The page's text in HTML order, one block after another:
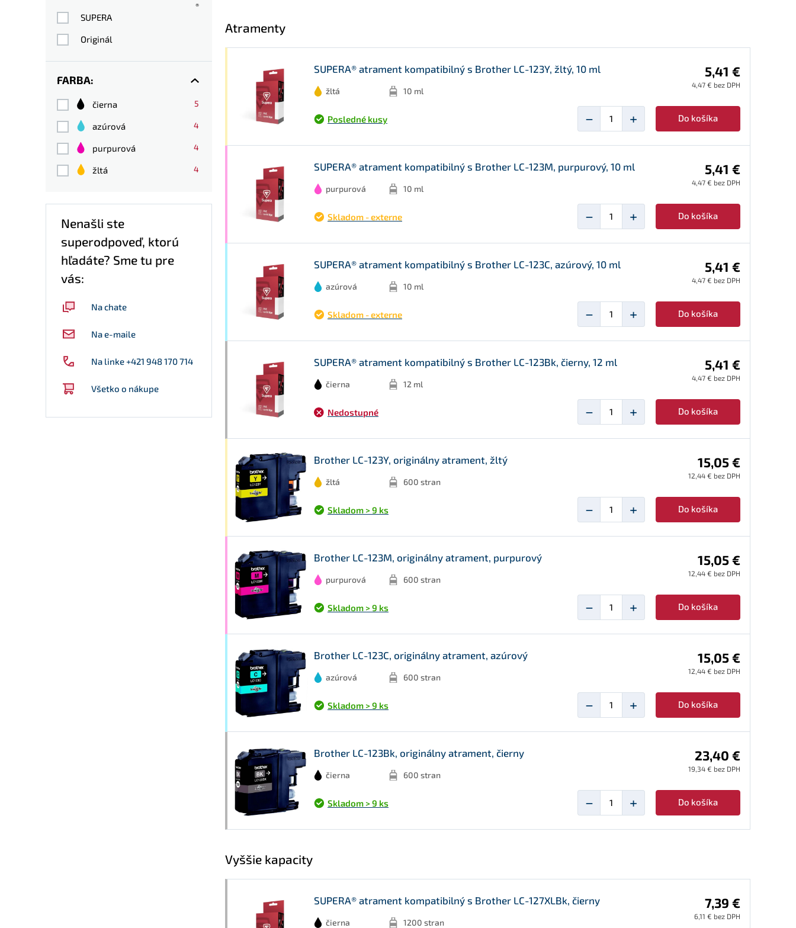
SUPERA
®
Originál
FARBA:
čierna 5
azúrová 4
purpurová 4
žltá 4
Nenašli ste
superodpoveď, ktorú
hľadáte? Sme tu pre
vás:
Na chate
Na e-maile
Na linke +421 948 170 714
Všetko o nákupe
Atramenty
SUPERA® atrament kompatibilný s Brother LC-123Y, žltý, 10 ml
žltá 10 ml
5,41 €
4,47 € bez DPH
Posledné kusy − + Do košíka
SUPERA® atrament kompatibilný s Brother LC-123M, purpurový, 10 ml
purpurová 10 ml
5,41 €
4,47 € bez DPH
Skladom - externe − + Do košíka
SUPERA® atrament kompatibilný s Brother LC-123C, azúrový, 10 ml
azúrová 10 ml
5,41 €
4,47 € bez DPH
Skladom - externe − + Do košíka
SUPERA® atrament kompatibilný s Brother LC-123Bk, čierny, 12 ml
čierna 12 ml
5,41 €
4,47 € bez DPH
Nedostupné − + Do košíka
Brother LC-123Y, originálny atrament, žltý
žltá 600 stran
15,05 €
12,44 € bez DPH
Skladom > 9 ks − + Do košíka
Brother LC-123M, originálny atrament, purpurový
purpurová 600 stran
15,05 €
12,44 € bez DPH
Skladom > 9 ks − + Do košíka
Brother LC-123C, originálny atrament, azúrový
azúrová 600 stran
15,05 €
12,44 € bez DPH
Skladom > 9 ks − + Do košíka
Brother LC-123Bk, originálny atrament, čierny
čierna 600 stran
23,40 €
19,34 € bez DPH
Skladom > 9 ks − + Do košíka
Vyššie kapacity
SUPERA® atrament kompatibilný s Brother LC-127XLBk, čierny
čierna 1200 stran
7,39 €
6,11 € bez DPH